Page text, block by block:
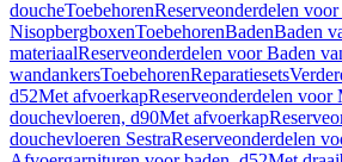
doucheToebehorenReserveonderdelen
NisopbergboxenToebehorenBadenBaden
materiaalReserveonderdelen voor Baden
wandankersToebehorenReparatiesets
d52Met afvoerkapReserveonderdelen voor
douchevloeren, d90Met afvoerkap
douchevloeren SestraReserveonderdelen